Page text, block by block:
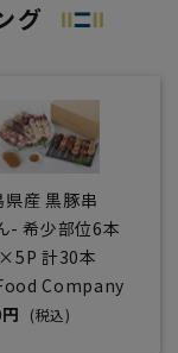
グ
県産 黒豚串
- 希少部位6本
×5P 計30本
Company
(税込)